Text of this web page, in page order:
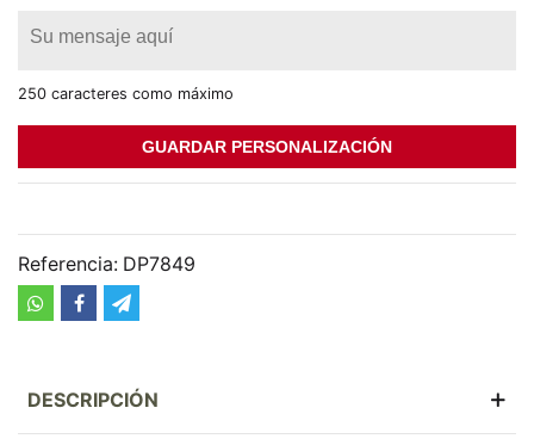
250 caracteres como máximo
GUARDAR PERSONALIZACIÓN
Referencia: DP7849
DESCRIPCIÓN